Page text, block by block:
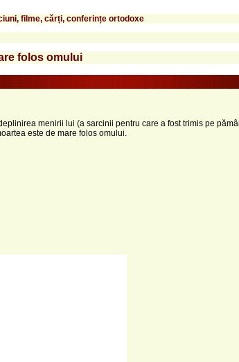
filme, cărți, conferințe ortodoxe
folos omului
menirii lui (a sarcinii pentru care a fost trimis pe
este de mare folos omului.